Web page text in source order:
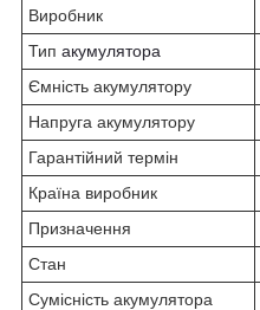
Виробник
Тип акумулятора
Ємність акумулятору
Напруга акумулятору
Гарантійний термін
Країна виробник
Призначення
Стан
Сумісність акумулятора